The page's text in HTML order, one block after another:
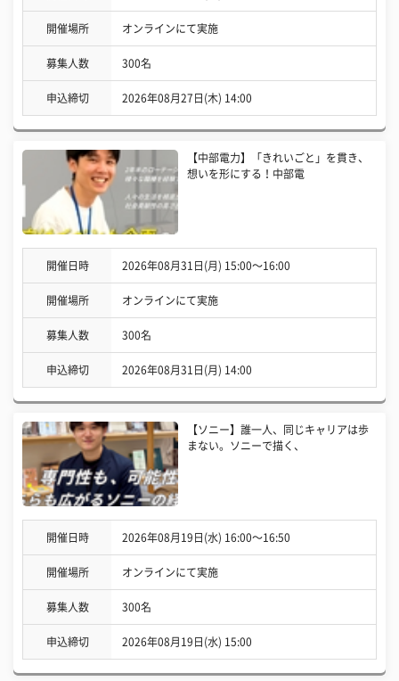
開催場所 オンラインにて実施
募集人数 300名
申込締切 2026年08月27日(木) 14:00
【中部電力】「きれいごと」を貫き、
想いを形にする！中部電
開催日時 2026年08月31日(月) 15:00〜16:00
開催場所 オンラインにて実施
募集人数 300名
申込締切 2026年08月31日(月) 14:00
【ソニー】誰一人、同じキャリアは歩
まない。ソニーで描く、
開催日時 2026年08月19日(水) 16:00〜16:50
開催場所 オンラインにて実施
募集人数 300名
申込締切 2026年08月19日(水) 15:00